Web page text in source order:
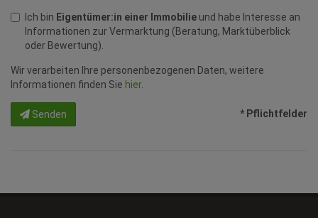
Ich bin Eigentümer:in einer Immobilie und habe Interesse an
Informationen zur Vermarktung (Beratung, Marktüberblick
oder Bewertung).
Wir verarbeiten Ihre personenbezogenen Daten, weitere
Informationen finden Sie hier.
Senden * Pflichtfelder